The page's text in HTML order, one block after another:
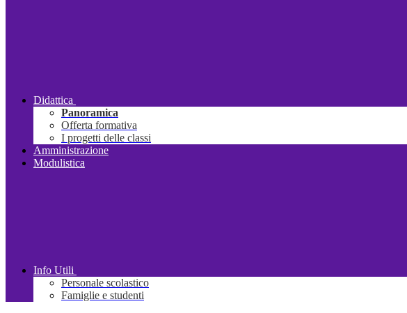
Didattica
Panoramica
Offerta formativa
I progetti delle classi
Amministrazione
Modulistica
Info Utili
Personale scolastico
Famiglie e studenti